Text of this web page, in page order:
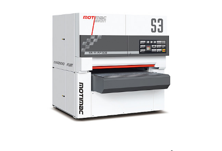
المواد الأوسع والأكثر سمكًا ، مثل الخشب الرقائقي أو